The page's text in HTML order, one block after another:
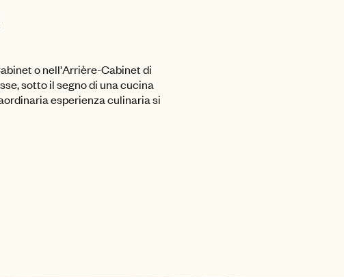
o nell'Arrière-Cabinet di
sotto il segno di una cucina
esperienza culinaria si